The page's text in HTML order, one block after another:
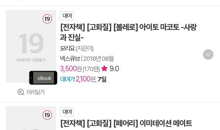
미리읽기
대여
[전자책] [고화질] [볼레로] 아이토 마코토 -사랑
과 진실-
모리요(지은이)
넥스큐브| 2018년 08월
3,500원 (170원) 9.0
대여가 2,100원, 7일
대여
[전자책] [고화질] [페어리] 이미테이션 메이트